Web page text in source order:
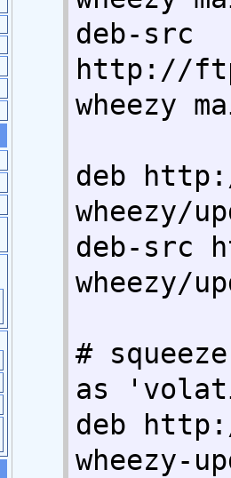
deb-src
http://
wheezy
deb
wheezy/
deb-src
wheezy/
#
as
deb
wheezy-